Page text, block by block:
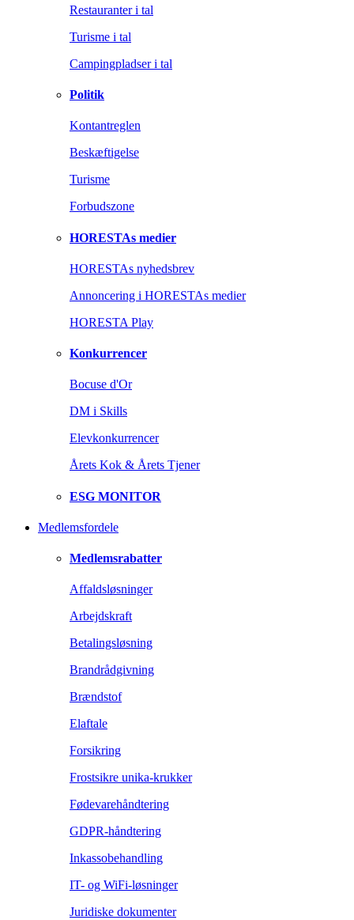
Restauranter i tal
Turisme i tal
Campingpladser i tal
Politik
Kontantreglen
Beskæftigelse
Turisme
Forbudszone
HORESTAs medier
HORESTAs nyhedsbrev
Annoncering i HORESTAs medier
HORESTA Play
Konkurrencer
Bocuse d'Or
DM i Skills
Elevkonkurrencer
Årets Kok & Årets Tjener
ESG MONITOR
Medlemsfordele
Medlemsrabatter
Affaldsløsninger
Arbejdskraft
Betalingsløsning
Brandrådgivning
Brændstof
Elaftale
Forsikring
Frostsikre unika-krukker
Fødevarehåndtering
GDPR-håndtering
Inkassobehandling
IT- og WiFi-løsninger
Juridiske dokumenter